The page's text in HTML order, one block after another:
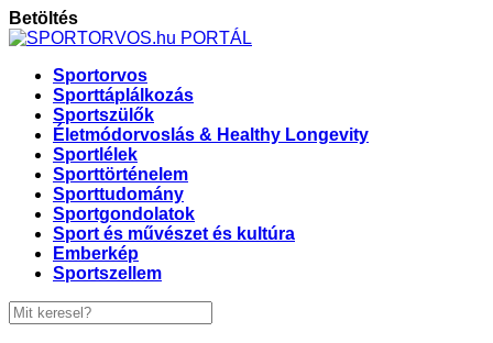
Betöltés
Sportorvos
Sporttáplálkozás
Sportszülők
Életmódorvoslás & Healthy Longevity
Sportlélek
Sporttörténelem
Sporttudomány
Sportgondolatok
Sport és művészet és kultúra
Emberkép
Sportszellem